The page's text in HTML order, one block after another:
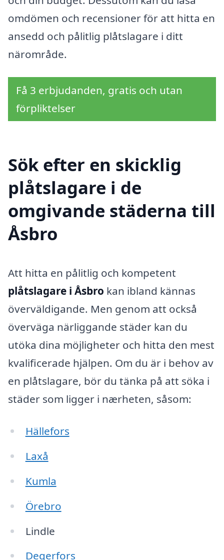
omdömen och recensioner för att hitta en
ansedd och pålitlig plåtslagare i ditt
närområde.
Få 3 erbjudanden, gratis och utan
förpliktelser
Sök efter en skicklig
plåtslagare i de
omgivande städerna till
Åsbro
Att hitta en pålitlig och kompetent
plåtslagare i Åsbro kan ibland kännas
överväldigande. Men genom att också
överväga närliggande städer kan du
utöka dina möjligheter och hitta den mest
kvalificerade hjälpen. Om du är i behov av
en plåtslagare, bör du tänka på att söka i
städer som ligger i nærheten, såsom:
Hällefors
Laxå
Kumla
Örebro
Lindle
Degerfors